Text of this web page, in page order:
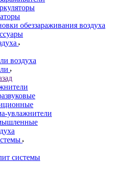
обеззараживания воздуха
воздуха
увлажнители
системы